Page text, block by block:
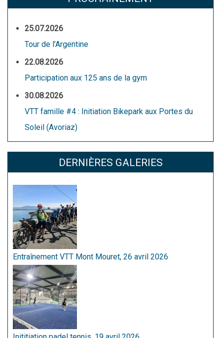
25.07.2026
Tour de l’Argentine
22.08.2026
Participation aux 125 ans de la gym
30.08.2026
VTT famille #4 : Initiation Bikepark aux Portes du
Soleil (Avoriaz)
DERNIÈRES GALERIES
Entraînement VTT Mont Mouret, 26 avril 2026